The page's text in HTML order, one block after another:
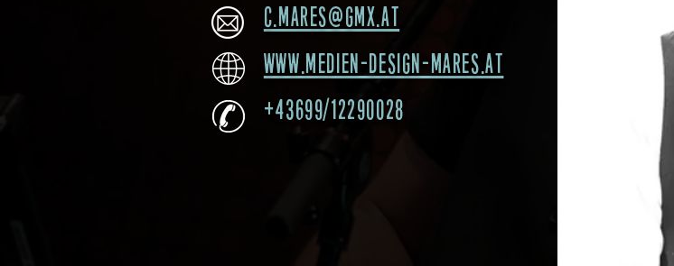
c.mares@gmx.at
www.medien-design-mares.at
+43699/12290028